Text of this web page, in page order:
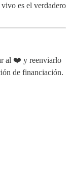
es el verdadero
al ❤️ y reenviarlo
de financiación.